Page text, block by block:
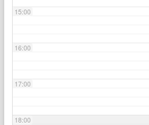
15:00
16:00
17:00
18:00